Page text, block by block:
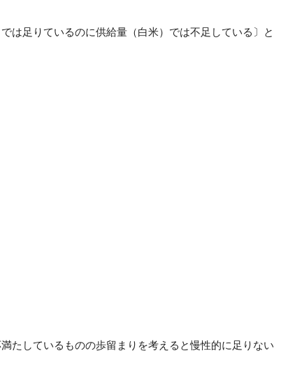
は足りているのに供給量（白米）では不足している〕と
たしているものの歩留まりを考えると慢性的に足りない